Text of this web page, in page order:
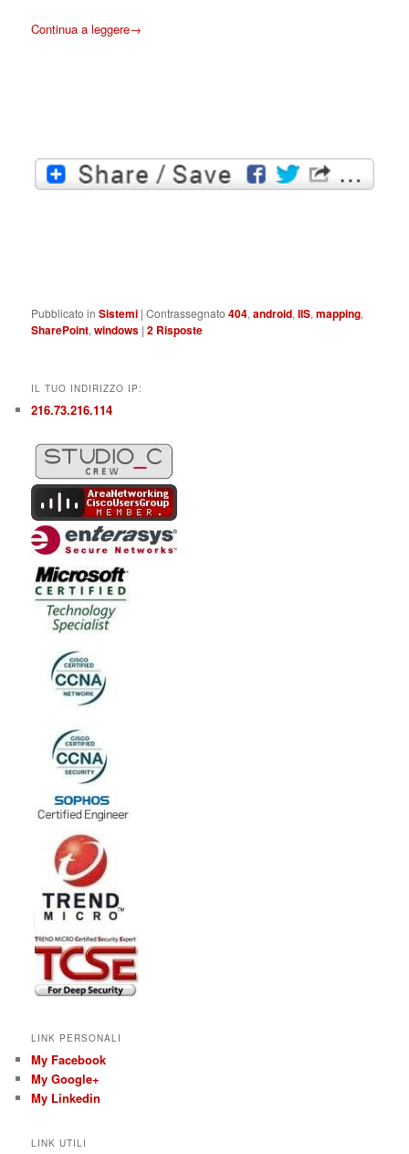
Continua a leggere→
Pubblicato in Sistemi |Contrassegnato 404,android,IIS,mapping,
SharePoint,windows |2 Risposte
IL TUO INDIRIZZO IP:
216.73.216.114
LINK PERSONALI
My Facebook
My Google+
My Linkedin
LINK UTILI